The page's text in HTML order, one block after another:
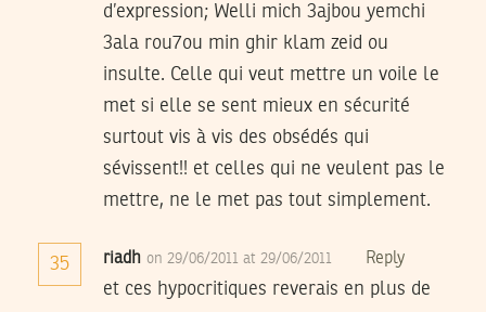
d’expression; Welli mich 3ajbou yemchi
3ala rou7ou min ghir klam zeid ou
insulte. Celle qui veut mettre un voile le
met si elle se sent mieux en sécurité
surtout vis à vis des obsédés qui
sévissent!! et celles qui ne veulent pas le
mettre, ne le met pas tout simplement.
35 riadh on 29/06/2011 at 29/06/2011 Reply
et ces hypocritiques reverais en plus de